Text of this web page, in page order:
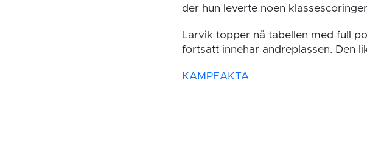
der hun leverte noen
Larvik topper nå tabellen med full
fortsatt innehar andreplassen. Den
KAMPFAKTA